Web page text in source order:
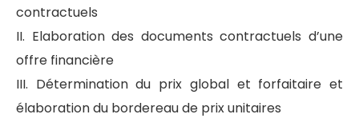
contractuels
II. Elaboration des documents contractuels d’une
offre financière
III. Détermination du prix global et forfaitaire et
élaboration du bordereau de prix unitaires